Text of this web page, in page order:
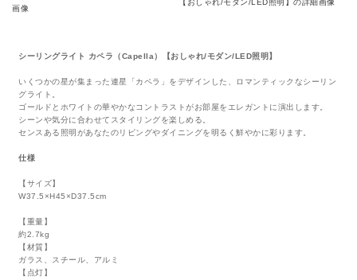
シーリングライト カペラ（Capella）【おしゃれ/モダン/LED照明】
いくつかの星が集まった連星「カペラ」をデザインした、ロマンティックなシーリン
グライト。
ゴールドとホワイトの華やかなコントラストがお部屋をエレガントに演出します。
シーンや気分に合わせてスタイリングを楽しめる。
センスある照明があなたのリビングやダイニングを明るく鮮やかに彩ります。
仕様
【サイズ】
W37.5×H45×D37.5cm
【重量】
約2.7kg
【材質】
ガラス、スチール、アルミ
【点灯】